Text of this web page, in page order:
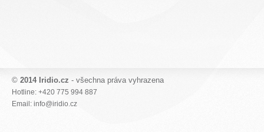
© 2014 Iridio.cz - všechna práva vyhrazena
Hotline: +420 775 994 887
Email: info@iridio.cz